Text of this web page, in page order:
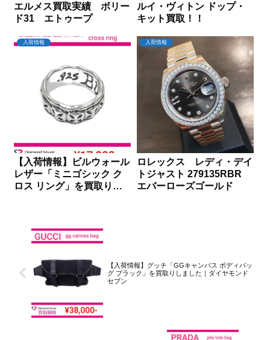
エルメス買取実績 ボリー
ド31 エトゥープ
ルイ・ヴィトン ドップ・
キット買取！！
入荷情報
【入荷情報】ビルウォール
レザー「ミニゴシック ク
ロス リング」を買取りし
入荷情報
ロレックス レディ・デイ
トジャスト 279135RBR
エバーローズゴールド
【入荷情報】グッチ「GGキャンバス ボディバッ
グ ブラック」を買取りしました｜ダイヤモンド
セブン